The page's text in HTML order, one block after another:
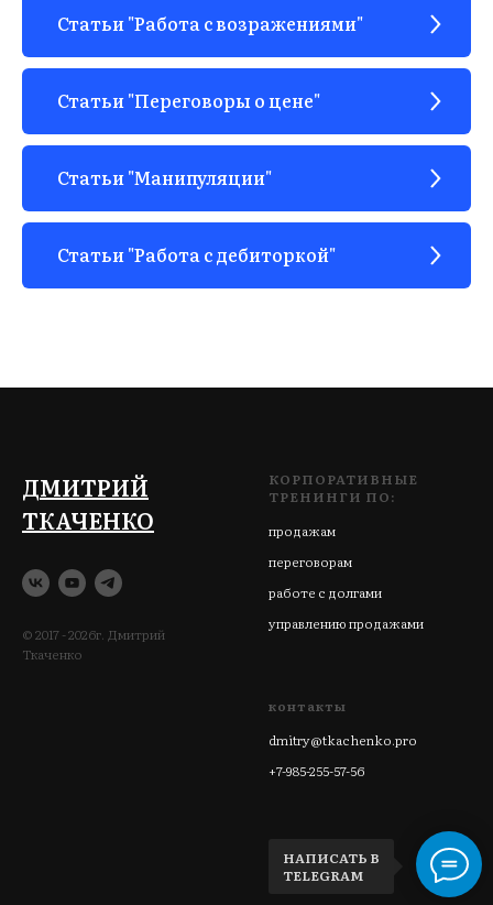
Статьи "Работа с возражениями"
Статьи "Переговоры о цене"
Статьи "Манипуляции"
Статьи "Работа с дебиторкой"
ДМИТРИЙ
ТКАЧЕНКО
© 2017 - 2026г. Дмитрий
Ткаченко
КОРПОРАТИВНЫЕ
ТРЕНИНГИ ПО:
продажам
переговорам
работе с долгами
управлению продажами
контакты
dmitry@tkachenko.pro
+7-985-255-57-56
НАПИСАТЬ В
TELEGRAM